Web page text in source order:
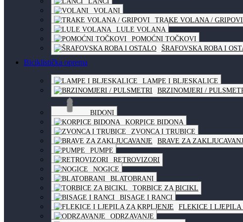
VOLANI
TRAKE VOLANA / GRIPOVI
LULE VOLANA
POMOĆNI TOČKOVI
ŠRAFOVSKA ROBA I
Biciklistička oprema
LAMPE I BLJESKALICE
BRZINOMJERI /
BIDONI
KORPICE BIDONA
ZVONCA I TRUBICE
BRAVE ZA
PUMPE
RETROVIZORI
NOGICE
BLATOBRANI
TORBICE ZA BICIKL
BISAGE I RANCI
FLEKICE I LJEPILA
ODRZAVANJE